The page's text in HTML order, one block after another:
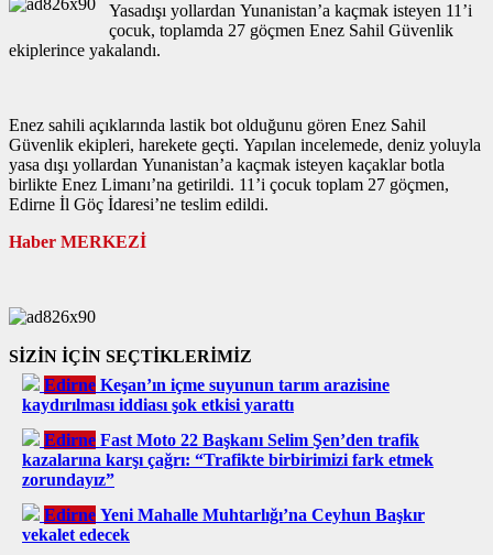
Yasadışı yollardan Yunanistan’a kaçmak isteyen 11’i
çocuk, toplamda 27 göçmen Enez Sahil Güvenlik
ekiplerince yakalandı.
Enez sahili açıklarında lastik bot olduğunu gören Enez Sahil
Güvenlik ekipleri, harekete geçti. Yapılan incelemede, deniz yoluyla
yasa dışı yollardan Yunanistan’a kaçmak isteyen kaçaklar botla
birlikte Enez Limanı’na getirildi. 11’i çocuk toplam 27 göçmen,
Edirne İl Göç İdaresi’ne teslim edildi.
Haber MERKEZİ
SİZİN İÇİN SEÇTİKLERİMİZ
Edirne Keşan’ın içme suyunun tarım arazisine
kaydırılması iddiası şok etkisi yarattı
Edirne Fast Moto 22 Başkanı Selim Şen’den trafik
kazalarına karşı çağrı: “Trafikte birbirimizi fark etmek
zorundayız”
Edirne Yeni Mahalle Muhtarlığı’na Ceyhun Başkır
vekalet edecek